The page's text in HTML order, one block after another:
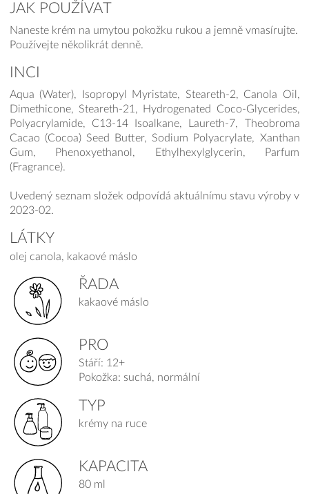
JAK POUŽÍVAT
Naneste krém na umytou pokožku rukou a jemně vmasírujte.
Používejte několikrát denně.
INCI
Aqua (Water), Isopropyl Myristate, Steareth-2, Canola Oil,
Dimethicone, Steareth-21, Hydrogenated Coco-Glycerides,
Polyacrylamide, C13-14 Isoalkane, Laureth-7, Theobroma
Cacao (Cocoa) Seed Butter, Sodium Polyacrylate, Xanthan
Gum, Phenoxyethanol, Ethylhexylglycerin, Parfum
(Fragrance).
Uvedený seznam složek odpovídá aktuálnímu stavu výroby v
2023-02.
LÁTKY
olej canola, kakaové máslo
ŘADA
kakaové máslo
PRO
Stáří: 12+
Pokožka: suchá, normální
TYP
krémy na ruce
KAPACITA
80 ml